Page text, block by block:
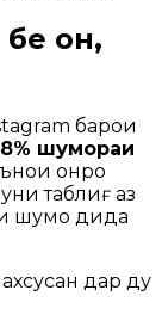
бе он,
барои
шумораи
онро
таблиғ аз
шумо дида
дар ду